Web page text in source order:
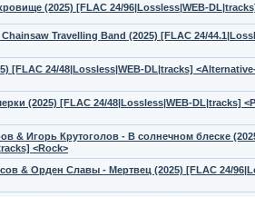
(2025) [FLAC 24/96|Lossless|WEB-
Travelling Band (2025) [FLAC 24/
[FLAC 24/48|Lossless|WEB-DL|tracks]
(2025) [FLAC 24/48|Lossless|WEB-DL|tracks]
& Игорь Крутоголов - В солнечном блеске
<Rock>
& Орден Славы - Мертвец (2025) [FLAC 24/